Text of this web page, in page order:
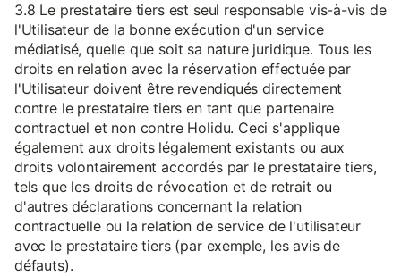
3.8 Le prestataire tiers est seul responsable vis-à-vis de
l'Utilisateur de la bonne exécution d'un service
médiatisé, quelle que soit sa nature juridique. Tous les
droits en relation avec la réservation effectuée par
l'Utilisateur doivent être revendiqués directement
contre le prestataire tiers en tant que partenaire
contractuel et non contre Holidu. Ceci s'applique
également aux droits légalement existants ou aux
droits volontairement accordés par le prestataire tiers,
tels que les droits de révocation et de retrait ou
d'autres déclarations concernant la relation
contractuelle ou la relation de service de l'utilisateur
avec le prestataire tiers (par exemple, les avis de
défauts).